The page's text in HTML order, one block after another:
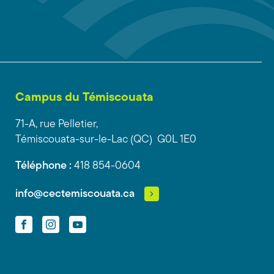
Campus du Témiscouata
71-A, rue Pelletier,
Témiscouata-sur-le-Lac (QC) G0L 1E0
Téléphone : 418 854-0604
info@cectemiscouata.ca
FacebookInstagramYouTube